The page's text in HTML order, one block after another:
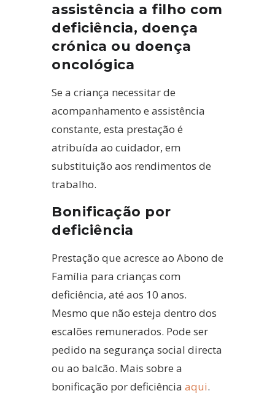
assistência a filho com
deficiência, doença
crónica ou doença
oncológica
Se a criança necessitar de
acompanhamento e assistência
constante, esta prestação é
atribuída ao cuidador, em
substituição aos rendimentos de
trabalho.
Bonificação por
deficiência
Prestação que acresce ao Abono de
Família para crianças com
deficiência, até aos 10 anos.
Mesmo que não esteja dentro dos
escalões remunerados. Pode ser
pedido na segurança social directa
ou ao balcão. Mais sobre a
bonificação por deficiência aqui.